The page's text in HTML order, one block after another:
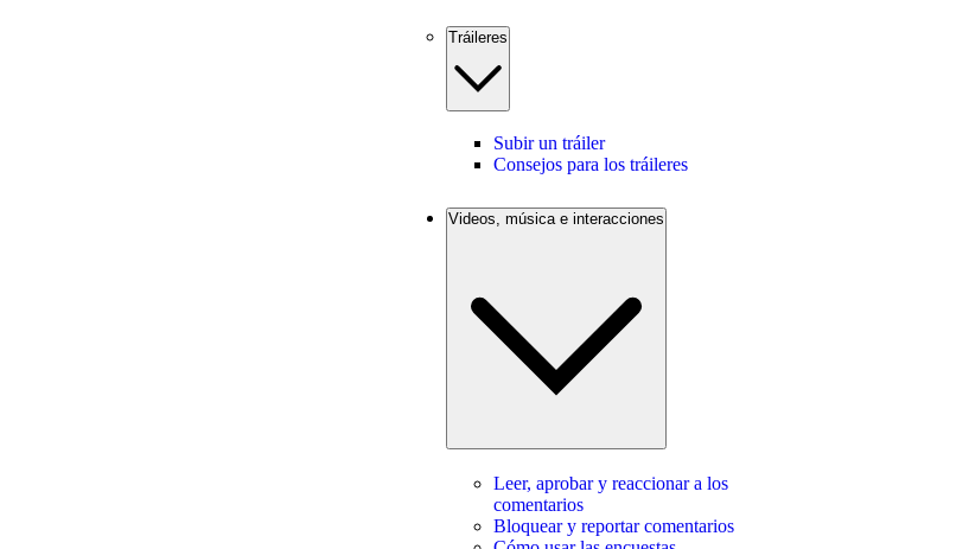
Tráileres
Subir un tráiler
Consejos para los tráileres
Videos, música e interacciones
Leer, aprobar y reaccionar a los
comentarios
Bloquear y reportar comentarios